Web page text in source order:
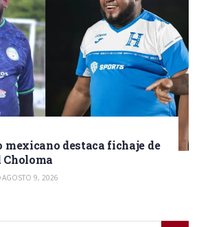
mexicano destaca fichaje de
Choloma
AGOSTO 9, 2026